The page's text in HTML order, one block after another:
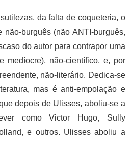
da falta de coqueteria, o
não-burguês (não ANTI-burguês,
do autor para contrapor uma
medíocre), não-científico, e, por
não-literário. Dedica-se
mas é anti-empolação e
depois de Ulisses, aboliu-se a
como Victor Hugo, Sully
e outros. Ulisses aboliu a